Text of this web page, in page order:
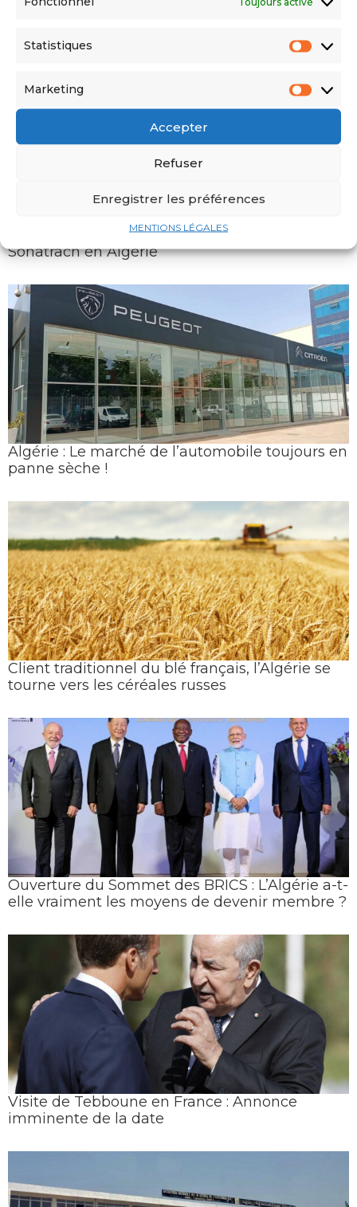
Statistiques
Marketing
Accepter
Refuser
Enregistrer les préférences
MENTIONS LÉGALES
TotalEnergies consolide son partenariat avec
Sonatrach en Algérie
Algérie : Le marché de l’automobile toujours en
panne sèche !
Client traditionnel du blé français, l’Algérie se
tourne vers les céréales russes
Ouverture du Sommet des BRICS : L’Algérie a-t-
elle vraiment les moyens de devenir membre ?
Visite de Tebboune en France : Annonce
imminente de la date